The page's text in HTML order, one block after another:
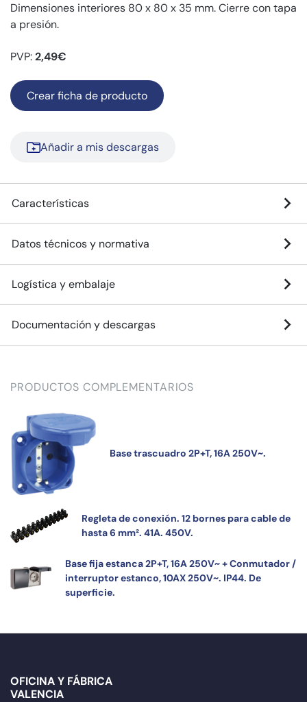
Dimensiones interiores 80 x 80 x 35 mm. Cierre con tapa
a presión.
PVP:2,49€
Crear ficha de producto
Añadir a mis descargas
Características
Datos técnicos y normativa
Logística y embalaje
Documentación y descargas
PRODUCTOS COMPLEMENTARIOS
Base trascuadro 2P+T, 16A 250V~.
Regleta de conexión. 12 bornes para cable de
hasta 6 mm². 41A. 450V.
Base fija estanca 2P+T, 16A 250V~ + Conmutador /
interruptor estanco, 10AX 250V~. IP44. De
superficie.
OFICINA Y FÁBRICA
VALENCIA